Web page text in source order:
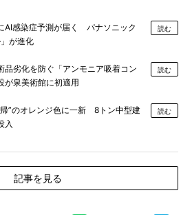
AI感染症予測が届く パナソニック
が進化
読む
品劣化を防ぐ「アンモニア吸着コン
が泉美術館に初適用
読む
”のオレンジ色に一新 8トン中型建
入
読む
記事を見る